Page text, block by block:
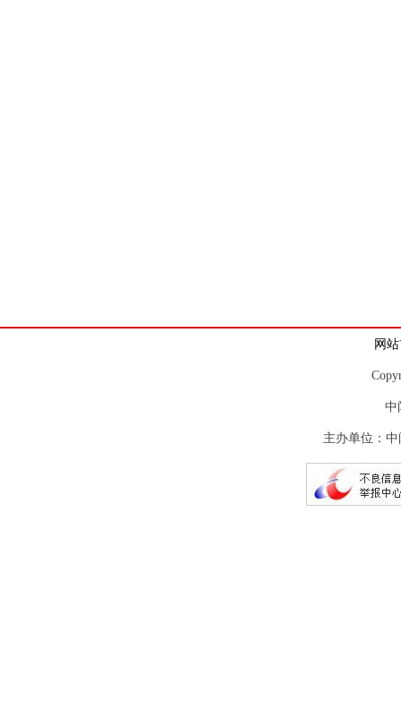
网
中
主办单位：